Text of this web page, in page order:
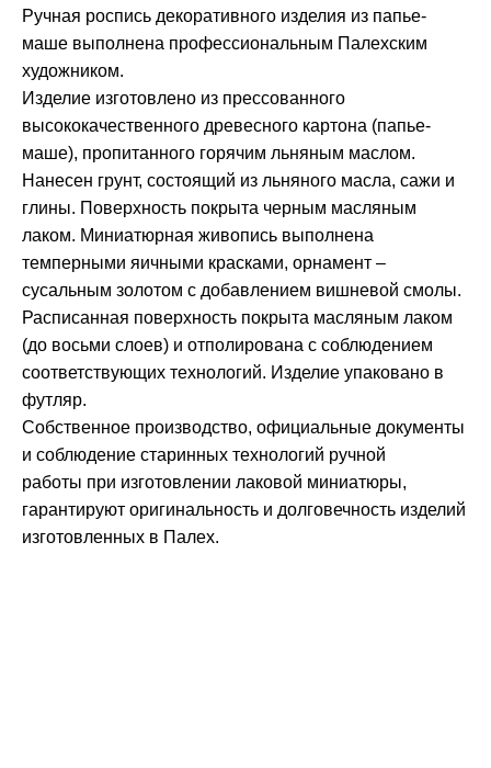
Ручная роспись декоративного изделия из папье-
маше выполнена профессиональным Палехским
художником.
Изделие изготовлено из прессованного
высококачественного древесного картона (папье-
маше), пропитанного горячим льняным маслом.
Нанесен грунт, состоящий из льняного масла, сажи и
глины. Поверхность покрыта черным масляным
лаком. Миниатюрная живопись выполнена
темперными яичными красками, орнамент –
сусальным золотом с добавлением вишневой смолы.
Расписанная поверхность покрыта масляным лаком
(до восьми слоев) и отполирована с соблюдением
соответствующих технологий. Изделие упаковано в
футляр.
Собственное производство, официальные документы
и соблюдение старинных технологий ручной
работы при изготовлении лаковой миниатюры,
гарантируют оригинальность и долговечность изделий
изготовленных в Палех.